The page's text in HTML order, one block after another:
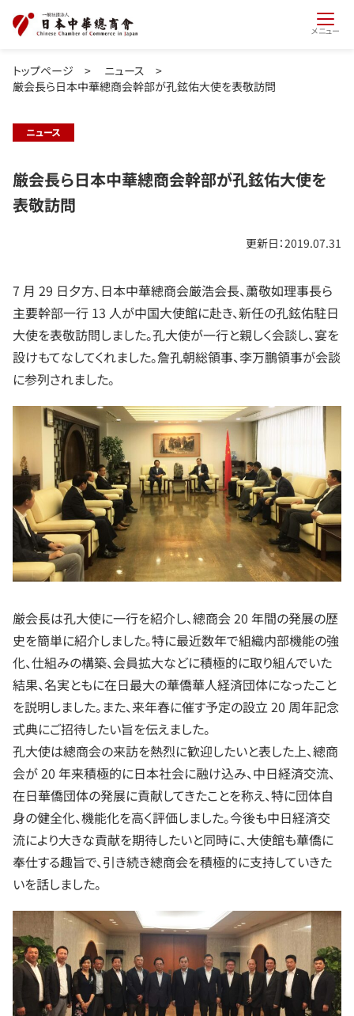
メニュー
トップページ > ニュース >
厳会長ら日本中華總商会幹部が孔鉉佑大使を表敬訪問
ニュース
厳会長ら日本中華總商会幹部が孔鉉佑大使を
表敬訪問
更新日：2019.07.31
7 月 29 日夕方、日本中華總商会厳浩会長、䔥敬如理事長ら
主要幹部一行 13 人が中国大使館に赴き、新任の孔鉉佑駐日
大使を表敬訪問しました。孔大使が一行と親しく会談し、宴を
設けもてなしてくれました。詹孔朝総領事、李万鵬領事が会談
に参列されました。
厳会長は孔大使に一行を紹介し、總商会 20 年間の発展の歴
史を簡単に紹介しました。特に最近数年で組織内部機能の強
化、仕組みの構築、会員拡大などに積極的に取り組んでいた
結果、名実ともに在日最大の華僑華人経済団体になったこと
を説明しました。また、来年春に催す予定の設立 20 周年記念
式典にご招待したい旨を伝えました。
孔大使は總商会の来訪を熱烈に歓迎したいと表した上、總商
会が 20 年来積極的に日本社会に融け込み、中日経済交流、
在日華僑団体の発展に貢献してきたことを称え、特に団体自
身の健全化、機能化を高く評価しました。今後も中日経済交
流により大きな貢献を期待したいと同時に、大使館も華僑に
奉仕する趣旨で、引き続き總商会を積極的に支持していきた
いを話しました。